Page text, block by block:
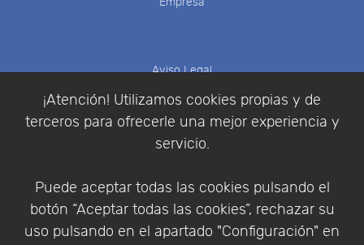
¡Atención! Utilizamos cookies propias y de
terceros para ofrecerle una mejor experiencia y
servicio.
Puede aceptar todas las cookies pulsando el
botón “Aceptar todas las cookies”, rechazar su
uso pulsando en el apartado "Configuración" en
Aviso Legal
Política de Privacidad
Condiciones de compra
Identificarse